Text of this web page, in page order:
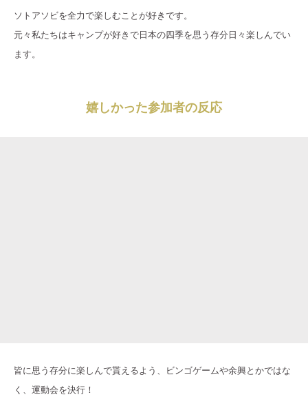
ソトアソビを全力で楽しむことが好きです。
元々私たちはキャンプが好きで日本の四季を思う存分日々楽しんでい
ます。
嬉しかった参加者の反応
皆に思う存分に楽しんで貰えるよう、ビンゴゲームや余興とかではな
く、運動会を決行！